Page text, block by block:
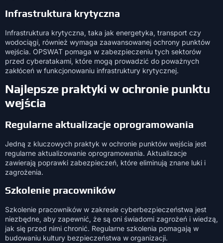
Infrastruktura krytyczna
Infrastruktura krytyczna, taka jak energetyka, transport czy
wodociągi, również wymaga zaawansowanej ochrony punktów
wejścia. OPSWAT pomaga w zabezpieczeniu tych sektorów
przed cyberatakami, które mogą prowadzić do poważnych
zakłóceń w funkcjonowaniu infrastruktury krytycznej.
Najlepsze praktyki w ochronie punktu
wejścia
Regularne aktualizacje oprogramowania
Jedną z kluczowych praktyk w ochronie punktów wejścia jest
regularne aktualizowanie oprogramowania. Aktualizacje
zawierają poprawki zabezpieczeń, które eliminują znane luki i
zagrożenia.
Szkolenie pracowników
Szkolenie pracowników w zakresie cyberbezpieczeństwa jest
niezbędne, aby zapewnić, że są oni świadomi zagrożeń i wiedzą,
jak się przed nimi chronić. Regularne szkolenia pomagają w
budowaniu kultury bezpieczeństwa w organizacji.